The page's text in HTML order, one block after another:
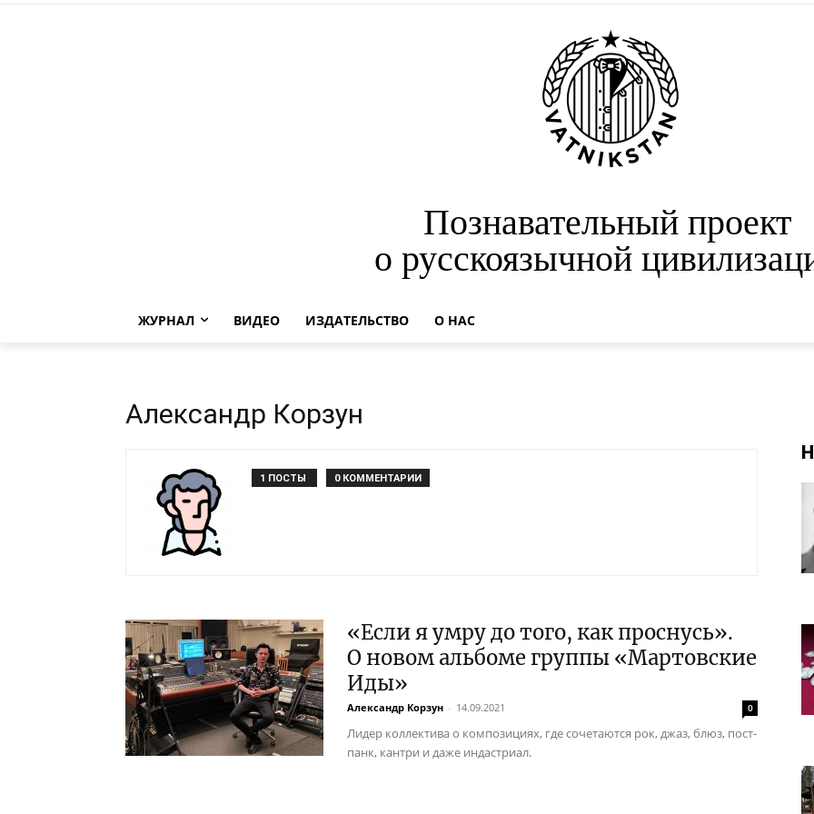
Познавательный проект
о русскоязычной
ЖУРНАЛ ВИДЕО ИЗДАТЕЛЬСТВО О НАС
Александр Корзун
1 ПОСТЫ 0 КОММЕНТАРИИ
«Если я умру до того, как проснусь».
О новом альбоме группы «Мартовские
Иды»
Александр Корзун - 14.09.2021 0
Лидер коллектива о композициях, где сочетаются рок, джаз, блюз, пост-
панк, кантри и даже индастриал.